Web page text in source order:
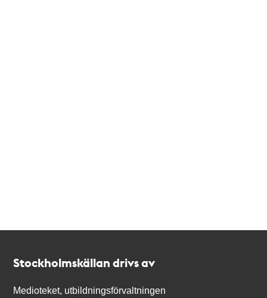
Stockholmskällan drivs av
Medioteket, utbildningsförvaltningen